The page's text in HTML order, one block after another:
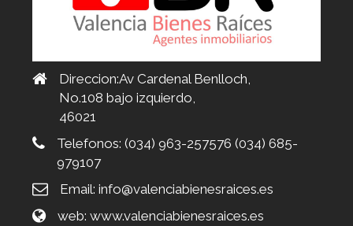
Direccion:Av Cardenal Benlloch,
No.108 bajo izquierdo,
46021
Telefonos:(034) 963-257576 (034) 685-
979107
Email:info@valenciabienesraices.es
web:www.valenciabienesraices.es